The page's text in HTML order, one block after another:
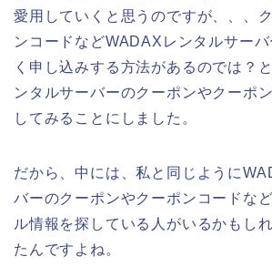
愛用していくと思うのですが、、、
ンコードなどWADAXレンタルサー
く申し込みする方法があるのでは？
ンタルサーバーのクーポンやクーポ
してみることにしました。
だから、中には、私と同じように
バーのクーポンやクーポンコードな
ル情報を探している人がいるかもし
たんですよね。